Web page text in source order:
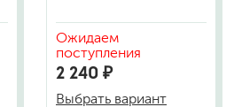
Ожидаем
поступления
2 240 ₽
Выбрать вариант